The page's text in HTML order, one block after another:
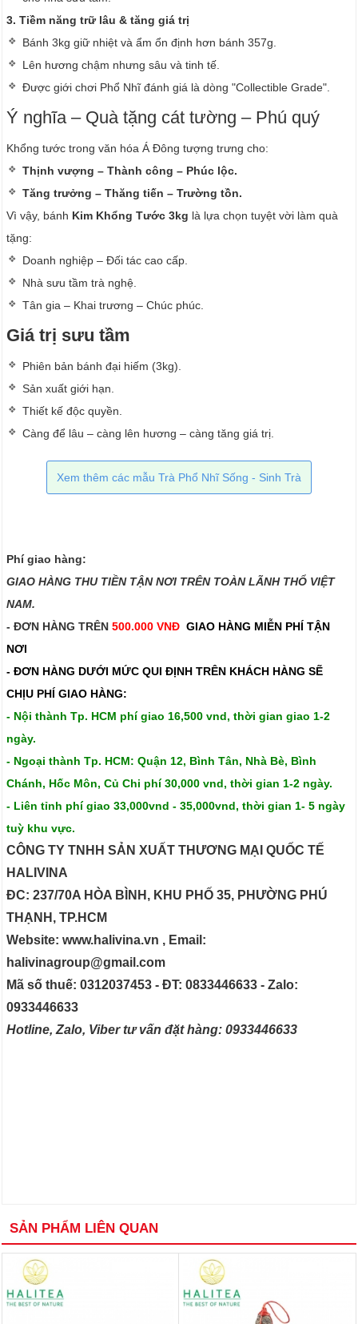
3. Tiềm năng trữ lâu & tăng giá trị
Bánh 3kg giữ nhiệt và ẩm ổn định hơn bánh 357g.
Lên hương chậm nhưng sâu và tinh tế.
Được giới chơi Phổ Nhĩ đánh giá là dòng "Collectible Grade".
Ý nghĩa – Quà tặng cát tường – Phú quý
Khổng tước trong văn hóa Á Đông tượng trưng cho:
Thịnh vượng – Thành công – Phúc lộc.
Tăng trưởng – Thăng tiến – Trường tồn.
Vì vậy, bánh Kim Khổng Tước 3kg là lựa chọn tuyệt vời làm quà
tặng:
Doanh nghiệp – Đối tác cao cấp.
Nhà sưu tầm trà nghệ.
Tân gia – Khai trương – Chúc phúc.
Giá trị sưu tầm
Phiên bản bánh đại hiếm (3kg).
Sản xuất giới hạn.
Thiết kế độc quyền.
Càng để lâu – càng lên hương – càng tăng giá trị.
Xem thêm các mẫu Trà Phổ Nhĩ Sống - Sinh Trà
Phí giao hàng:
GIAO HÀNG THU TIỀN TẬN NƠI TRÊN TOÀN LÃNH THỔ VIỆT
NAM.​​
- ĐƠN HÀNG TRÊN500.000 VNĐ GIAO HÀNG MIỄN PHÍ TẬN
NƠI
- ĐƠN HÀNG DƯỚI MỨC QUI ĐỊNH TRÊN KHÁCH HÀNG SẼ
CHỊU PHÍ GIAO HÀNG:
- Nội thành Tp. HCM phí giao 16,500 vnd, thời gian giao 1-2
ngày.
- Ngoại thành Tp. HCM: Quận 12, Bình Tân, Nhà Bè, Bình
Chánh, Hốc Môn, Củ Chi phí 30,000 vnd, thời gian 1-2 ngày.
- Liên tỉnh phí giao 33,000vnd - 35,000vnd, thời gian 1- 5 ngày
tuỳ khu vực.
CÔNG TY TNHH SẢN XUẤT THƯƠNG MẠI QUỐC TẾ
HALIVINA
ĐC: 237/70A HÒA BÌNH, KHU PHỐ 35, PHƯỜNG PHÚ
THẠNH, TP.HCM
Website: www.halivina.vn , Email:
halivinagroup@gmail.com
Mã số thuế: 0312037453 - ĐT: 0833446633 - Zalo:
0933446633
Hotline, Zalo, Viber tư vấn đặt hàng: 0933446633
SẢN PHẨM LIÊN QUAN